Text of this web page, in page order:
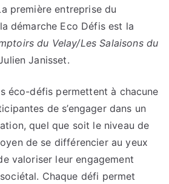
première entreprise du
démarche Eco Défis est la
du Velay/Les Salaisons du
Janisset.
éco-défis permettent à chacune
de s’engager dans un
quel que soit le niveau de
de se différencier au yeux
valoriser leur engagement
Chaque défi permet